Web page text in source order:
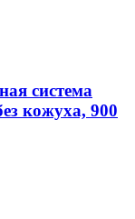
система
кожуха, 900